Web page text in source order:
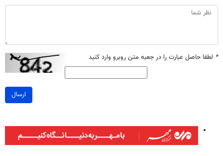
* لطفا حاصل عبارت را در جعبه متن روبرو وارد کنید
ارسال